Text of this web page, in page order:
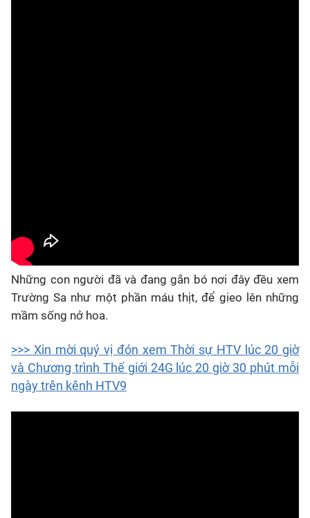
Những con người đã và đang gắn bó nơi đây đều xem
Trường Sa như một phần máu thịt, để gieo lên những
mầm sống nở hoa.
>>> Xin mời quý vị đón xem Thời sự HTV lúc 20 giờ
và Chương trình Thế giới 24G lúc 20 giờ 30 phút mỗi
ngày trên kênh HTV9